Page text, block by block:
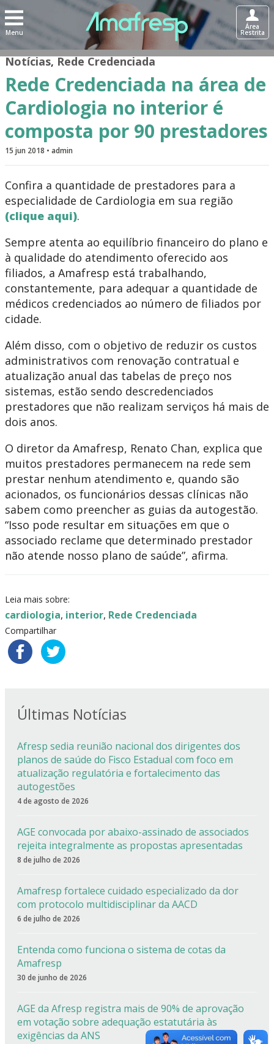
Menu
Área
Restrita
Notícias,Rede Credenciada
Rede Credenciada na área de
Cardiologia no interior é
composta por 90 prestadores
15 jun 2018 • admin
Confira a quantidade de prestadores para a
especialidade de Cardiologia em sua região
(clique aqui).
Sempre atenta ao equilíbrio financeiro do plano e
à qualidade do atendimento oferecido aos
filiados, a Amafresp está trabalhando,
constantemente, para adequar a quantidade de
médicos credenciados ao número de filiados por
cidade.
Além disso, com o objetivo de reduzir os custos
administrativos com renovação contratual e
atualização anual das tabelas de preço nos
sistemas, estão sendo descredenciados
prestadores que não realizam serviços há mais de
dois anos.
O diretor da Amafresp, Renato Chan, explica que
muitos prestadores permanecem na rede sem
prestar nenhum atendimento e, quando são
acionados, os funcionários dessas clínicas não
sabem como preencher as guias da autogestão.
“Isso pode resultar em situações em que o
associado reclame que determinado prestador
não atende nosso plano de saúde”, afirma.
Leia mais sobre:
cardiologia, interior, Rede Credenciada
Compartilhar
Últimas Notícias
Afresp sedia reunião nacional dos dirigentes dos
planos de saúde do Fisco Estadual com foco em
atualização regulatória e fortalecimento das
autogestões
4 de agosto de 2026
AGE convocada por abaixo-assinado de associados
rejeita integralmente as propostas apresentadas
8 de julho de 2026
Amafresp fortalece cuidado especializado da dor
com protocolo multidisciplinar da AACD
6 de julho de 2026
Entenda como funciona o sistema de cotas da
Amafresp
30 de junho de 2026
AGE da Afresp registra mais de 90% de aprovação
em votação sobre adequação estatutária às
exigências da ANS